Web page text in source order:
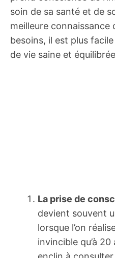
soin de sa santé et de
meilleure connaissance
besoins, il est plus
de vie saine et
La prise de
devient souvent
lorsque l’on
invincible qu’à